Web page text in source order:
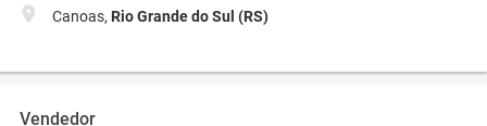
Canoas, Rio Grande do Sul (RS)
Vendedor